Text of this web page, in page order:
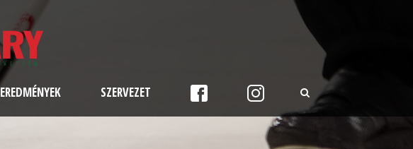
EREDMÉNYEK SZERVEZET